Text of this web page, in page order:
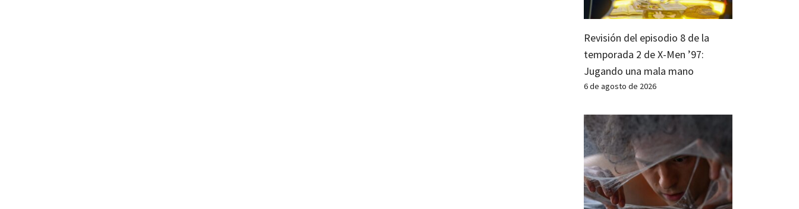
Revisión del episodio 8 de la
temporada 2 de X-Men ’97:
Jugando una mala mano
6 de agosto de 2026